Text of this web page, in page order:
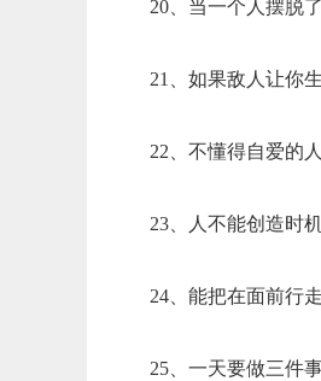
20、当一个人摆脱
21、如果敌人让你
22、不懂得自爱的
23、人不能创造时
24、能把在面前行
25、一天要做三件